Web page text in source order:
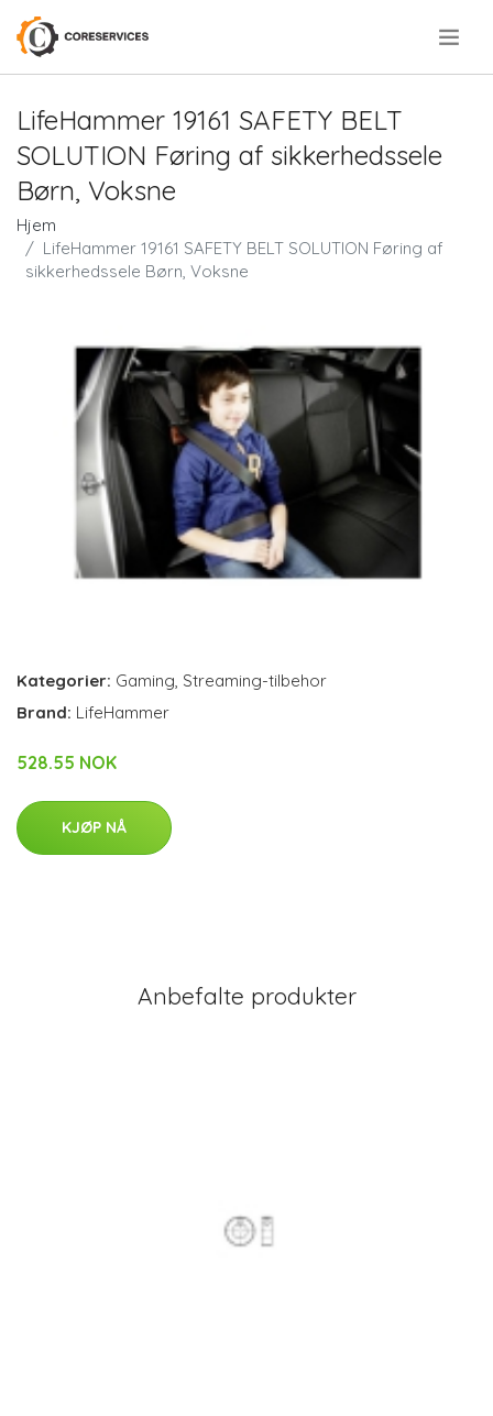
LifeHammer 19161 SAFETY BELT
SOLUTION Føring af sikkerhedssele
Børn, Voksne
Hjem
LifeHammer 19161 SAFETY BELT SOLUTION Føring af
sikkerhedssele Børn, Voksne
Kategorier: Gaming Streaming-tilbehor
Brand: LifeHammer
528.55 NOK
KJØP NÅ
Anbefalte produkter